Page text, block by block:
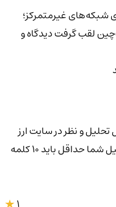
شبکه‌های غیرمتمرکز؛
دیدگاه و
و نظر در سایت ارز
دیجیتال رایگان هدیه بگیرید. نظر یا تحلیل شما حداقل باید ۱۰ کلمه